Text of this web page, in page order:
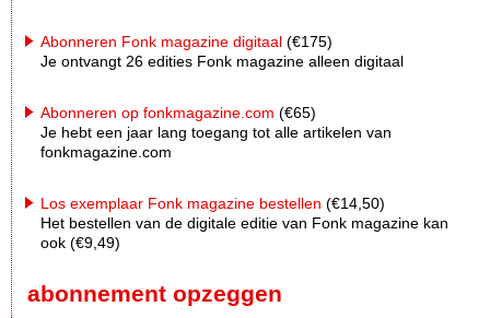
Abonneren Fonk magazine digitaal (€175)
Je ontvangt 26 edities Fonk magazine alleen digitaal
Abonneren op fonkmagazine.com (€65)
Je hebt een jaar lang toegang tot alle artikelen van
fonkmagazine.com
Los exemplaar Fonk magazine bestellen (€14,50)
Het bestellen van de digitale editie van Fonk magazine kan
ook (€9,49)
abonnement opzeggen